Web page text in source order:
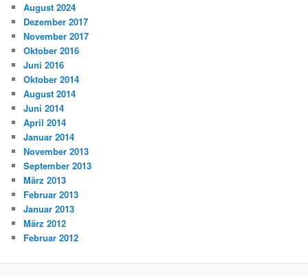
August 2024
Dezember 2017
November 2017
Oktober 2016
Juni 2016
Oktober 2014
August 2014
Juni 2014
April 2014
Januar 2014
November 2013
September 2013
März 2013
Februar 2013
Januar 2013
März 2012
Februar 2012